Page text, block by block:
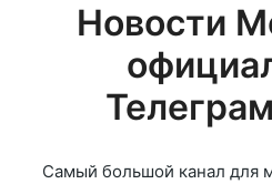
Новости
Самый большой канал для